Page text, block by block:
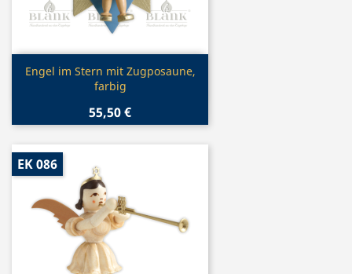
Vorschau
Engel im Stern mit Zugposaune,
farbig
55,50 €
EK 086